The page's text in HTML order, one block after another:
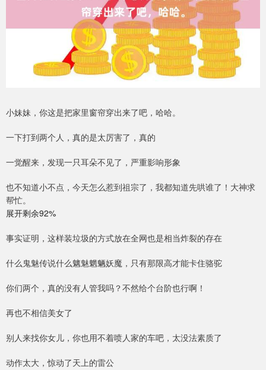
小妹妹，你这是把家里窗帘穿出来了吧，哈哈。
一下打到两个人，真的是太厉害了，真的
一觉醒来，发现一只耳朵不见了，严重影响形象
也不知道小不点，今天怎么惹到祖宗了，我都知道先哄谁了！大神求
帮忙。
展开剩余92%
事实证明，这样装垃圾的方式放在全网也是相当炸裂的存在
什么鬼魅传说什么魑魅魍魉妖魔，只有那限高才能卡住骆驼
你们两个，真的没有人管我吗？不然给个台阶也行啊！
再也不相信美女了
别人来找你女儿，你也用不着喷人家的车吧，太没法素质了
动作太大，惊动了天上的雷公